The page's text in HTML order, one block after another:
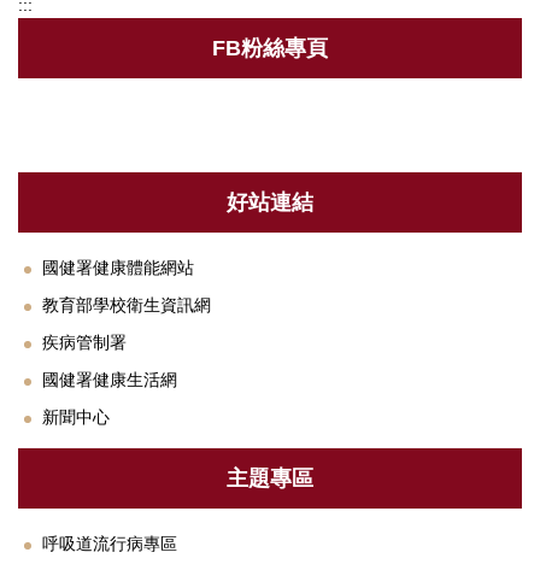
衛教專區
下載專區
聯絡我們
鄰近醫療資源
:::
FB粉絲專頁
好站連結
國健署健康體能網站
教育部學校衛生資訊網
疾病管制署
國健署健康生活網
新聞中心
主題專區
呼吸道流行病專區